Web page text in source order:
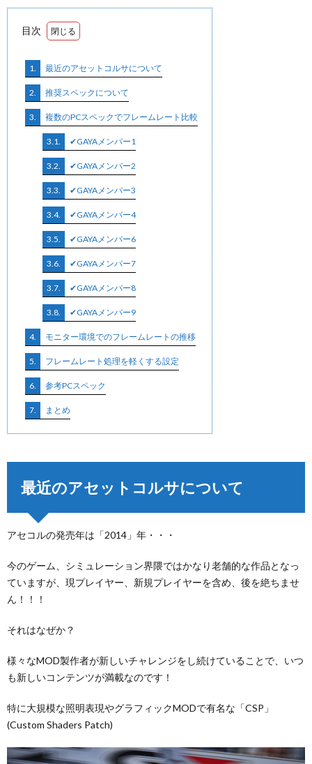
目次
1. 最近のアセットコルサについて
2. 推奨スペックについて
3. 複数のPCスペックでフレームレート比較
3.1. ✔GAYAメンバー1
3.2. ✔GAYAメンバー2
3.3. ✔GAYAメンバー3
3.4. ✔GAYAメンバー4
3.5. ✔GAYAメンバー6
3.6. ✔GAYAメンバー7
3.7. ✔GAYAメンバー8
3.8. ✔GAYAメンバー9
4. モニター環境でのフレームレートの推移
5. フレームレート処理を軽くする設定
6. 参考PCスペック
7. まとめ
最近のアセットコルサについて
アセコルの発売年は「2014」年・・・
今のゲーム、シミュレーション界隈ではかなり老舗的な作品となっ
ていますが、現プレイヤー、新規プレイヤーを含め、後を絶ちませ
ん！！！
それはなぜか？
様々なMOD製作者が新しいチャレンジをし続けていることで、いつ
も新しいコンテンツが満載なのです！
特に大規模な照明表現やグラフィックMODで有名な「CSP」
(Custom Shaders Patch)